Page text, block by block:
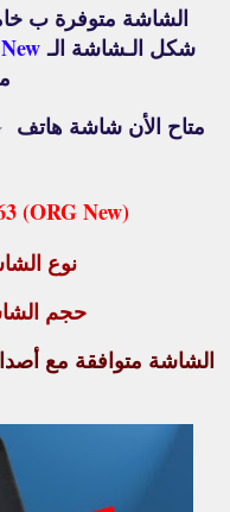
الشاشة متوفرة ب
شكل الـشاشة الـ
متاح الأن شاشة هاتف
(ORG New)
نوع
حجم
الشاشة متوافقة مع